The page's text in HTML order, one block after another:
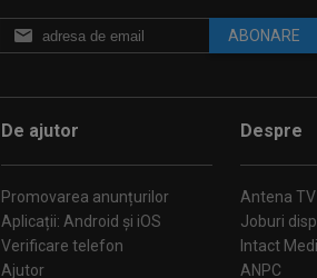
ABONARE
De ajutor
Promovarea anunțurilor
Aplicații: Android și iOS
Verificare telefon
Ajutor
Despre
Antena TV
Joburi
Intact
ANPC